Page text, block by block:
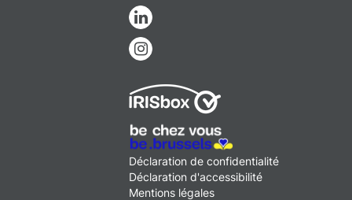
Linkedin
Instagram
MENU
FOOTER
LEGAL
Déclaration de confidentialité
Déclaration d'accessibilité
Mentions légales